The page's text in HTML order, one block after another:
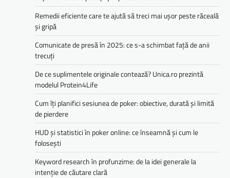
Remedii eficiente care te ajută să treci mai ușor peste răceală
și gripă
Comunicate de presă în 2025: ce s-a schimbat față de anii
trecuți
De ce suplimentele originale contează? Unica.ro prezintă
modelul Protein4Life
Cum îți planifici sesiunea de poker: obiective, durată și limită
de pierdere
HUD și statistici în poker online: ce înseamnă și cum le
folosești
Keyword research în profunzime: de la idei generale la
intenție de căutare clară